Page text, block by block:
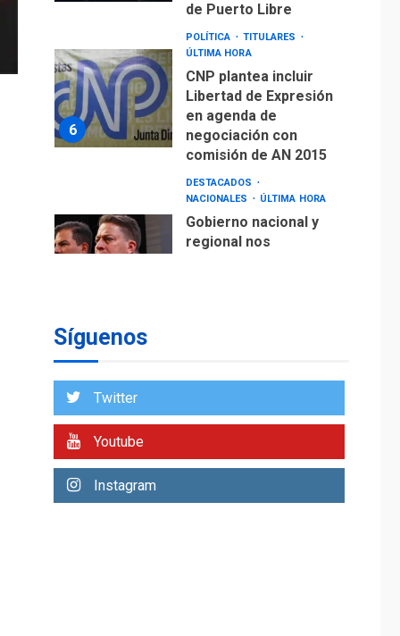
de Puerto Libre
6
POLÍTICA
TITULARES
ÚLTIMA HORA
CNP plantea incluir
Libertad de Expresión
en agenda de
negociación con
comisión de AN 2015
DESTACADOS
NACIONALES
ÚLTIMA HORA
Gobierno nacional y
regional nos
1
ÚLTIMA HORA
operaciones de carga
Aeropuerto de
Síguenos
Twitter
Youtube
Instagram